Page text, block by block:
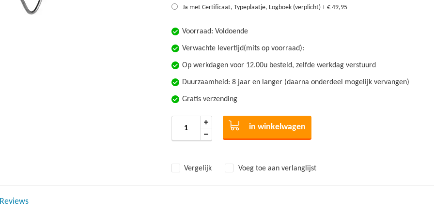
Ja met Certificaat, Typeplaatje, Logboek (verplicht) + € 49,95
Voorraad:Voldoende
Verwachte levertijd(mits op voorraad):
Op werkdagen voor 12.00u besteld, zelfde werkdag verstuurd
Duurzaamheid: 8 jaar en langer (daarna onderdeel mogelijk vervangen)
Gratis verzending
in winkelwagen
Vergelijk Voeg toe aan verlanglijst
Reviews